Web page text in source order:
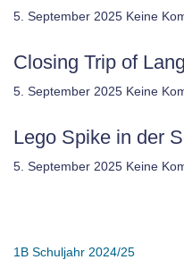
5. September 2025 Keine
Closing Trip of
5. September 2025 Keine
Lego Spike in der
5. September 2025 Keine
1B Schuljahr 2024/25